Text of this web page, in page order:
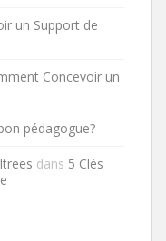
un Support de
Concevoir un
pédagogue?
dans 5 Clés